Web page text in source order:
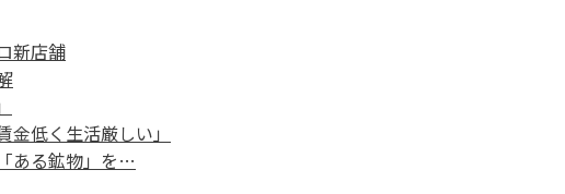
新店舗
低く生活厳しい」
ある鉱物」を…